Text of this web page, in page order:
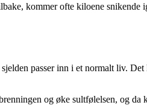
kommer ofte kiloene snikende
passer inn i et normalt liv.
og øke sultfølelsen, og da